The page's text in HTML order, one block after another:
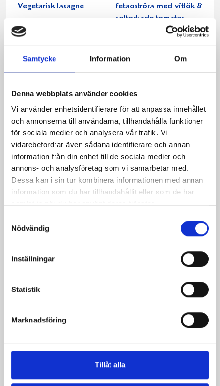
Samtycke Information Om
Denna webbplats använder cookies
Vi använder enhetsidentifierare för att anpassa innehållet
och annonserna till användarna, tillhandahålla funktioner
för sociala medier och analysera vår trafik. Vi
vidarebefordrar även sådana identifierare och annan
information från din enhet till de sociala medier och
annons- och analysföretag som vi samarbetar med.
Dessa kan i sin tur kombinera informationen med annan
information som du har tillhandahållit eller som de har
samlat in när du har använt deras tjänster.
Nödvändig
Inställningar
Statistik
Marknadsföring
Tillåt alla
Vegetarisk lasagne
fetaoströra med vitlök &
soltorkade tomater
Italiensk potatisgratäng
Fetaostfyllda
tomatmuffins
Relaterade recept:
fetaost soltorkade tomater